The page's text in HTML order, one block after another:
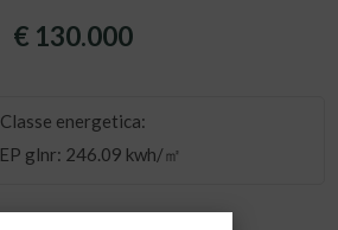
€ 130.000
Classe energetica:
EP glnr: 246.09 kwh/㎡